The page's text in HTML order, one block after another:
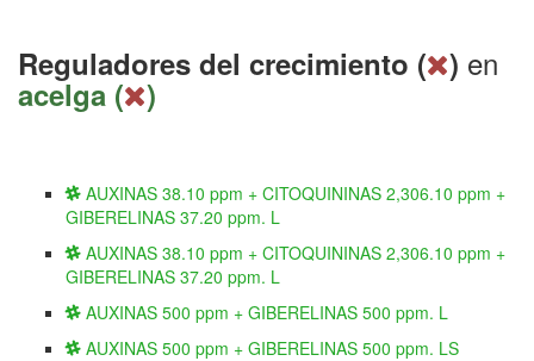
Reguladores del crecimiento ( ) en
acelga ( )
AUXINAS 38.10 ppm + CITOQUININAS 2,306.10 ppm +
GIBERELINAS 37.20 ppm. L
AUXINAS 38.10 ppm + CITOQUININAS 2,306.10 ppm +
GIBERELINAS 37.20 ppm. L
AUXINAS 500 ppm + GIBERELINAS 500 ppm. L
AUXINAS 500 ppm + GIBERELINAS 500 ppm. LS